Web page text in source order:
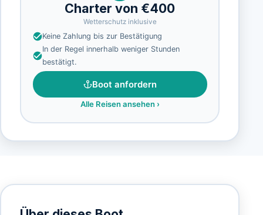
Charter von €400
Wetterschutz inklusive
Keine Zahlung bis zur Bestätigung
In der Regel innerhalb weniger Stunden
bestätigt.
Boot anfordern
Alle Reisen ansehen›